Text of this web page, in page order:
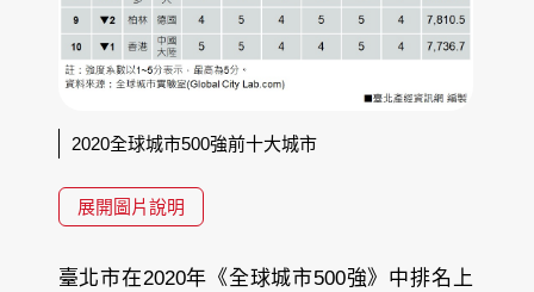
2020全球城市500強前十大城市
展開圖片說明
臺北市在2020年《全球城市500強》中排名上